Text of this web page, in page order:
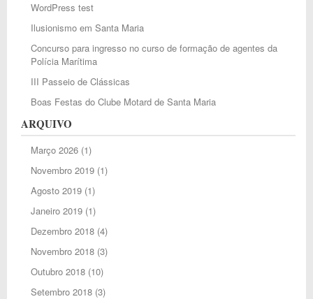
WordPress test
Ilusionismo em Santa Maria
Concurso para ingresso no curso de formação de agentes da
Polícia Marítima
III Passeio de Clássicas
Boas Festas do Clube Motard de Santa Maria
ARQUIVO
Março 2026(1)
Novembro 2019(1)
Agosto 2019(1)
Janeiro 2019(1)
Dezembro 2018(4)
Novembro 2018(3)
Outubro 2018(10)
Setembro 2018(3)